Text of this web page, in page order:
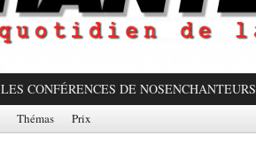
LES CONFÉRENCES DE NOSENCHANTEURS
Thémas Prix